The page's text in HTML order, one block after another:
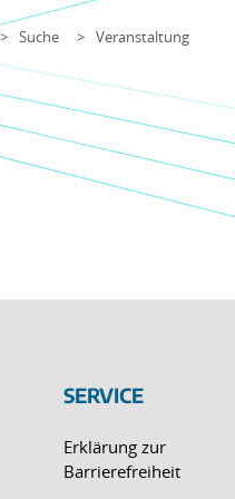
Suche Veranstaltung
SERVICE
Erklärung zur
Barrierefreiheit